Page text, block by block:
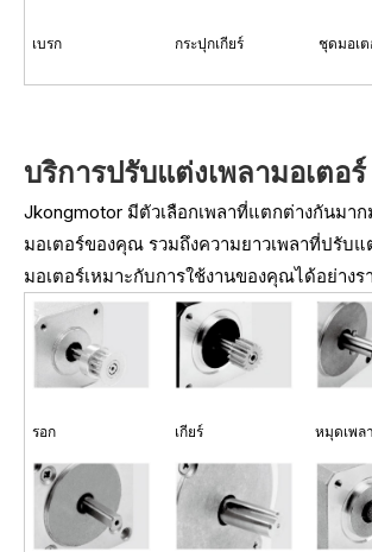
เบรก กระปุกเกียร์ ชุดมอเต
บริการปรับแต่งเพลามอเตอร์
Jkongmotor มีตัวเลือกเพลาที่แตกต่างกันมา
มอเตอร์ของคุณ รวมถึงความยาวเพลาที่ปรับแ
มอเตอร์เหมาะกับการใช้งานของคุณได้อย่างร
รอก เกียร์ หมุดเพลา